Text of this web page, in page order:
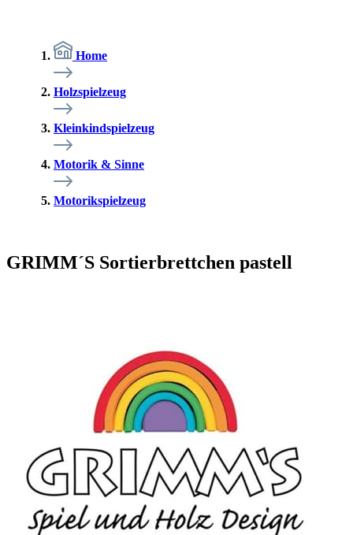
Home
Holzspielzeug
Kleinkindspielzeug
Motorik & Sinne
Motorikspielzeug
GRIMM´S Sortierbrettchen pastell